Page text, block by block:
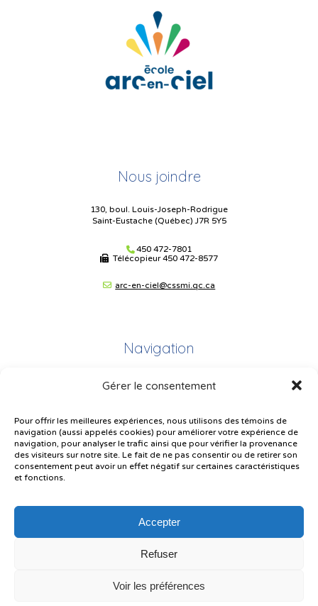
Gérer le consentement
Pour offrir les meilleures expériences, nous utilisons des témoins de
navigation (aussi appelés cookies) pour améliorer votre expérience de
navigation, pour analyser le trafic ainsi que pour vérifier la provenance
des visiteurs sur notre site. Le fait de ne pas consentir ou de retirer son
consentement peut avoir un effet négatif sur certaines caractéristiques
et fonctions.
Accepter
Refuser
Voir les préférences
Nous joindre
130, boul. Louis-Joseph-Rodrigue
Saint-Eustache (Québec) J7R 5Y5
450 472-7801
Télécopieur450 472-8577
arc-en-ciel@cssmi.qc.ca
Navigation
Plan du site
Plainte – service à l’élève
Politique de confidentialité
Le CSSMI autorise certaines intelligences artificielles contrôlées et